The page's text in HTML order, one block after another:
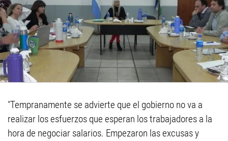
"Tempranamente se advierte que el gobierno no va a
realizar los esfuerzos que esperan los trabajadores a la
hora de negociar salarios. Empezaron las excusas y